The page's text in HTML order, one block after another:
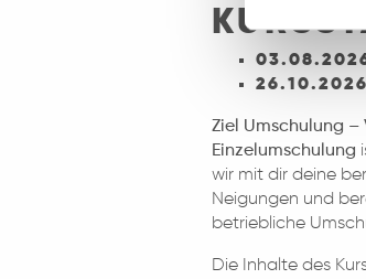
26.10.2026
Ziel Umschulung
Einzelumschulung
wir mit dir deine
Neigungen und
betriebliche
Die Inhalte des